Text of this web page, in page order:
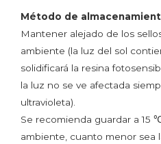
Método de
Mantener alejado de los
ambiente (la luz del sol
solidificará la resina
la luz no se ve afectada
ultravioleta).
Se recomienda guardar a 15
ambiente, cuanto menor sea